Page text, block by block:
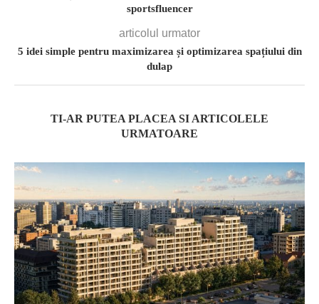
sportsfluencer
articolul urmator
5 idei simple pentru maximizarea și optimizarea spațiului din
dulap
TI-AR PUTEA PLACEA SI ARTICOLELE
URMATOARE